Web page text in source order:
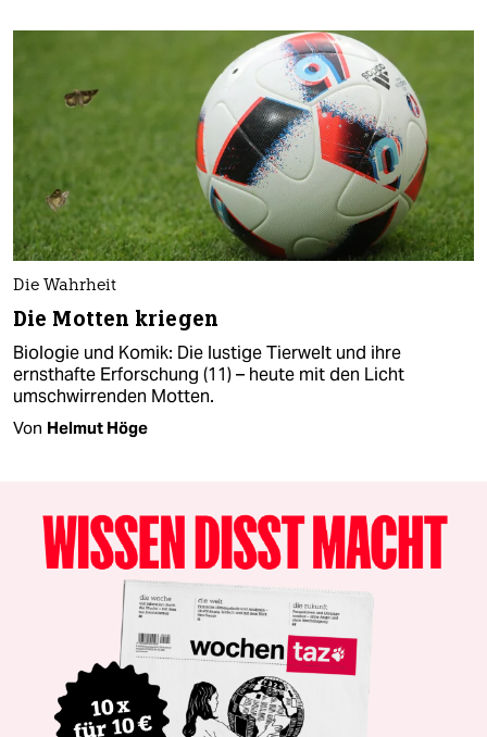
Die Wahrheit
Die Motten kriegen
Biologie und Komik: Die lustige Tierwelt und ihre
ernsthafte Erforschung (11) – heute mit den Licht
umschwirrenden Motten.
Von Helmut Höge